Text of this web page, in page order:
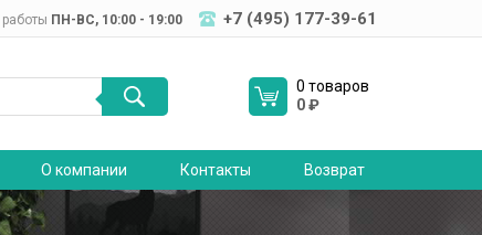
ПН-ВC, 10:00 - 19:00 +7 (495) 177-39-61
0 товаров
0₽
О компании Контакты Возврат